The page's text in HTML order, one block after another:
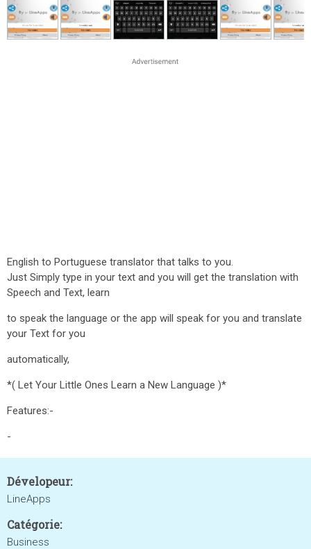
English to Portuguese translator that talks to you.
Just Simply type in your text and you will get the translation with
Speech and Text, learn
to speak the language or the app will speak for you and translate
your Text for you
automatically,
*( Let Your Little Ones Learn a New Language )*
Features:-
-
Dévelopeur:
LineApps
Catégorie:
Business